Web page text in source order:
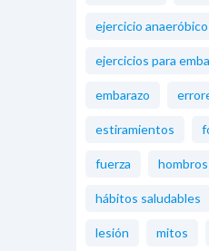
ejercicio anaeróbico
ejercicios para
embarazo
estiramientos
fuerza hombros
hábitos saludables
lesión mitos